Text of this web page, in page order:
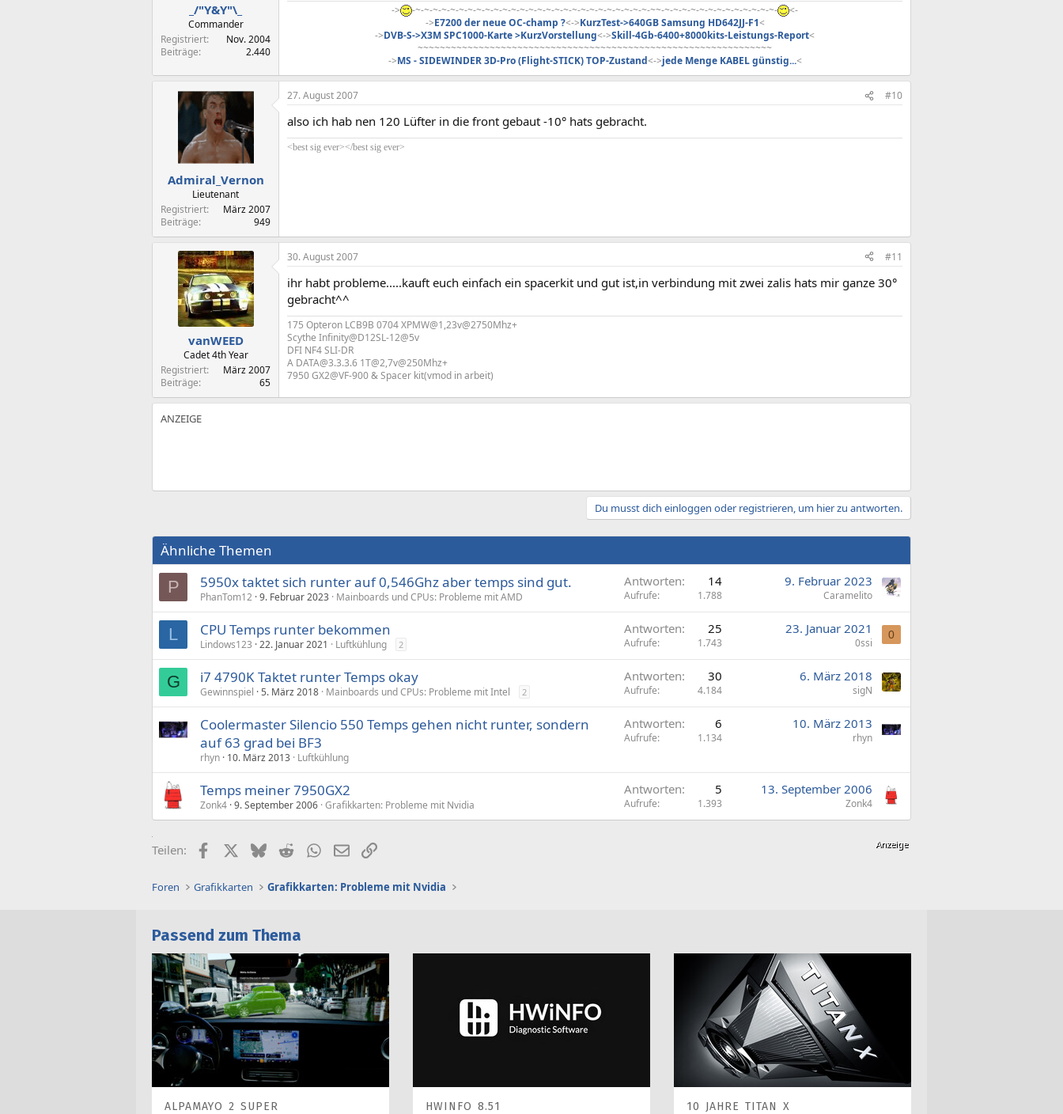
_/"Y&Y"\_
Commander
Registriert
Nov. 2004
Beiträge
2.440
-> -~-~-~-~-~-~-~-~-~-~-~-~-~-~-~-~-~-~-~-~-~-~-~-~-~-~-~-~~-~-~-~-~-~-~-~-~-~-~-~-~-~-
<-
->E7200 der neue OC-champ ?<->KurzTest->640GB Samsung HD642JJ-F1<
->DVB-S->X3M SPC1000-Karte >KurzVorstellung<->Skill-4Gb-6400+8000kits-Leistungs-Report<
~~~~~~~~~~~~~~~~~~~~~~~~~~~~~~~~~~~~~~~~~~~~~~~~~~~~~~~~~~~~~~~~
->MS - SIDEWINDER 3D-Pro (Flight-STICK) TOP-Zustand<->jede Menge KABEL günstig...<​
Admiral_Vernon
Lieutenant
Registriert
März 2007
Beiträge
949
27. August 2007 #10
also ich hab nen 120 Lüfter in die front gebaut -10° hats gebracht.
<best sig ever></best sig ever>
vanWEED
Cadet 4th Year
Registriert
März 2007
Beiträge
65
30. August 2007 #11
ihr habt probleme.....kauft euch einfach ein spacerkit und gut ist,in verbindung mit zwei zalis hats mir ganze 30°
gebracht^^
175 Opteron LCB9B 0704 XPMW@1,23v@2750Mhz+
Scythe Infinity@D12SL-12@5v
DFI NF4 SLI-DR
A DATA@3.3.3.6 1T@2,7v@250Mhz+
7950 GX2@VF-900 & Spacer kit(vmod in arbeit)
Du musst dich einloggen oder registrieren, um hier zu antworten.
Ähnliche Themen
P 5950x taktet sich runter auf 0,546Ghz aber temps sind gut.
PhanTom12 9. Februar 2023 Mainboards und CPUs: Probleme mit AMD
Antworten 14
Aufrufe 1.788
9. Februar 2023
Caramelito
L CPU Temps runter bekommen
Lindows123 22. Januar 2021 Luftkühlung 2
Antworten 25
Aufrufe 1.743
23. Januar 2021
0ssi
0
G i7 4790K Taktet runter Temps okay
Gewinnspiel 5. März 2018 Mainboards und CPUs: Probleme mit Intel 2
Antworten 30
Aufrufe 4.184
6. März 2018
sigN
Coolermaster Silencio 550 Temps gehen nicht runter, sondern
auf 63 grad bei BF3
rhyn 10. März 2013 Luftkühlung
Antworten 6
Aufrufe 1.134
10. März 2013
rhyn
Temps meiner 7950GX2
Zonk4 9. September 2006 Grafikkarten: Probleme mit Nvidia
Antworten 5
Aufrufe 1.393
13. September 2006
Zonk4
Teilen: FacebookX (Twitter)
BlueskyRedditWhatsApp
E-MailLink
Foren Grafikkarten Grafikkarten: Probleme mit Nvidia
Passend zum Thema
ALPAMAYO 2 SUPER HWINFO 8.51 10 JAHRE TITAN X